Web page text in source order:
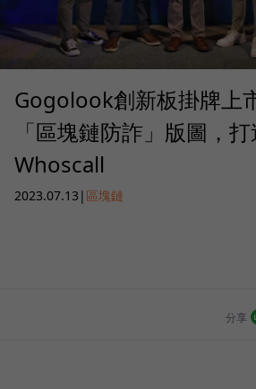
Gogolook創新板掛牌上
「區塊鏈防詐」版圖，
Whoscall
2023.07.13 | 區塊鏈
分享